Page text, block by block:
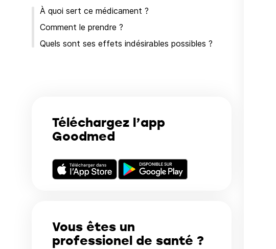
À quoi sert ce médicament ?
Comment le prendre ?
Quels sont ses effets indésirables possibles ?
Téléchargez l’app
Goodmed
Vous êtes un
professionel de santé ?